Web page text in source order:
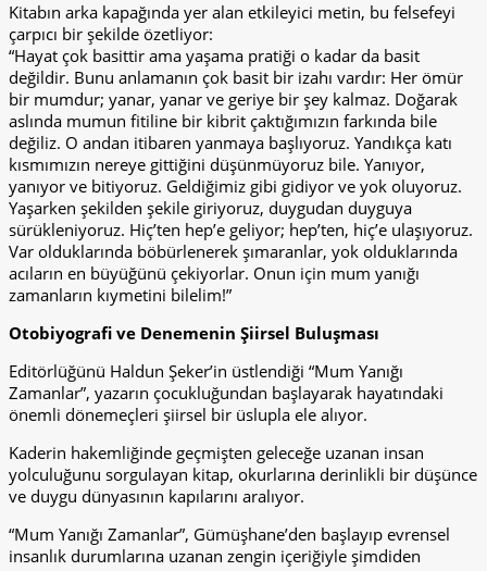
Kitabın arka kapağında yer alan etkileyici metin, bu felsefeyi
çarpıcı bir şekilde özetliyor:
“Hayat çok basittir ama yaşama pratiği o kadar da basit
değildir. Bunu anlamanın çok basit bir izahı vardır: Her ömür
bir mumdur; yanar, yanar ve geriye bir şey kalmaz. Doğarak
aslında mumun fitiline bir kibrit çaktığımızın farkında bile
değiliz. O andan itibaren yanmaya başlıyoruz. Yandıkça katı
kısmımızın nereye gittiğini düşünmüyoruz bile. Yanıyor,
yanıyor ve bitiyoruz. Geldiğimiz gibi gidiyor ve yok oluyoruz.
Yaşarken şekilden şekile giriyoruz, duygudan duyguya
sürükleniyoruz. Hiç’ten hep’e geliyor; hep’ten, hiç’e ulaşıyoruz.
Var olduklarında böbürlenerek şımaranlar, yok olduklarında
acıların en büyüğünü çekiyorlar. Onun için mum yanığı
zamanların kıymetini bilelim!”
Otobiyografi ve Denemenin Şiirsel Buluşması
Editörlüğünü Haldun Şeker’in üstlendiği “Mum Yanığı
Zamanlar”, yazarın çocukluğundan başlayarak hayatındaki
önemli dönemeçleri şiirsel bir üslupla ele alıyor.
Kaderin hakemliğinde geçmişten geleceğe uzanan insan
yolculuğunu sorgulayan kitap, okurlarına derinlikli bir düşünce
ve duygu dünyasının kapılarını aralıyor.
“Mum Yanığı Zamanlar”, Gümüşhane’den başlayıp evrensel
insanlık durumlarına uzanan zengin içeriğiyle şimdiden